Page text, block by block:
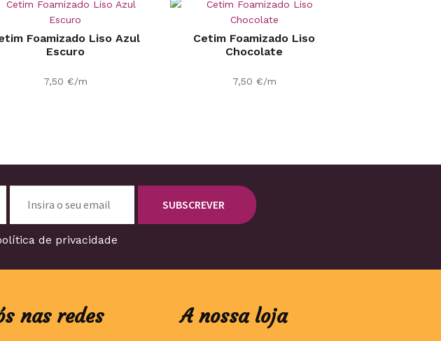
Foamizado Liso Azul
Escuro
7,50 €/m
Cetim Foamizado Liso
Chocolate
7,50 €/m
de privacidade
nas redes A nossa loja